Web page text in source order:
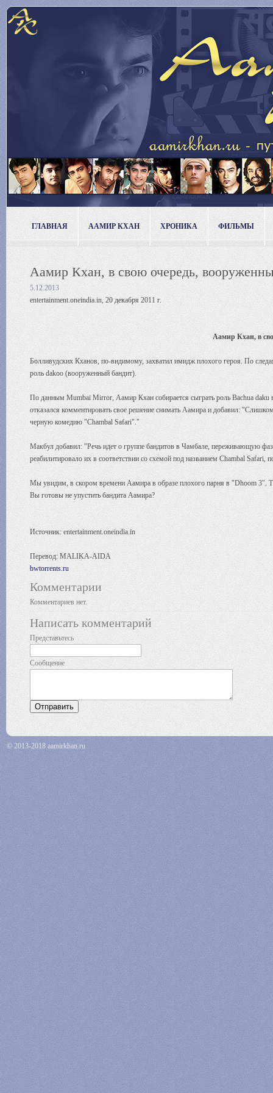
ГЛАВНАЯ ААМИР КХАН ХРОНИКА ФИЛЬМЫ
Аамир Кхан, в свою очередь,
5.12.2013
entertainment.oneindia.in, 20 декабря 2011 г.
Аамир Кхан, в
Болливудских Кханов, по-видимому, захватил имидж плохого героя. По
роль dakoo (вооруженный бандит).
По данным Mumbai Mirror, Аамир Кхан собирается сыграть роль Bachua
отказался комментировать свое решение снимать Аамира и добавил:
черную комедию "Chambal Safari"."
Макбул добавил: "Речь идет о группе бандитов в Чамбале, переживающую
реабилитировало их в соответствии со схемой под названием Chambal Safari,
Мы увидим, в скором времени Аамира в образе плохого парня в "Dhoom 3".
Вы готовы не упустить бандита Аамира?
Источник: entertainment.oneindia.in
Перевод: MALIKA-AIDA
bwtorrents.ru
Комментарии
Комментариев нет.
Написать комментарий
Представьтесь
Сообщение
© 2013-2018 aamirkhan.ru